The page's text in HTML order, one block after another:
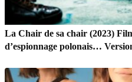
La Chair de sa chair (2023)
d’espionnage polonais…